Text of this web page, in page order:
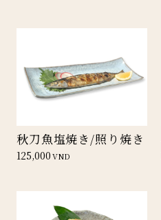
秋刀魚塩焼き/照り焼き
125,000VND